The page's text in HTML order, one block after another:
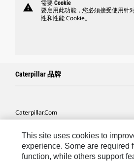
warning
需要 Cookie
要启用此功能，您必须接受使用针
性和性能 Cookie。
Caterpillar 品牌
Caterpillar.com
我的营销首选项
站点地图
This site uses cookies to
experience. Some are required
function, while others support